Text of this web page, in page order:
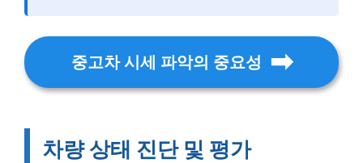
중고차 시세 파악의 중요성
차량 상태 진단 및 평가